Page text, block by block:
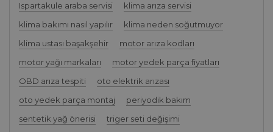
Ispartakule araba servisi
klima arıza servisi
klima bakımı nasıl yapılır
klima neden soğutmuyor
klima ustası başakşehir
motor arıza kodları
motor yağı markaları
motor yedek parça fiyatları
OBD arıza tespiti
oto elektrik arızası
oto yedek parça montaj
periyodik bakım
sentetik yağ önerisi
triger seti değişimi